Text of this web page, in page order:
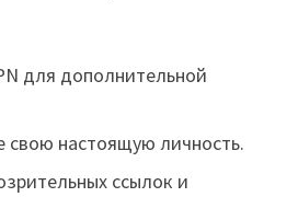
для дополнительной
свою настоящую личность.
ссылок и